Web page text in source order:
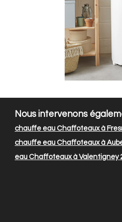
Nous intervenons
chauffe eau Chaffoteaux à
chauffe eau Chaffoteaux à
eau Chaffoteaux à Valentigney